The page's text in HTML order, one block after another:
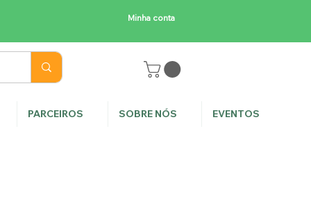
Minha conta
PARCEIROS SOBRE NÓS EVENTOS